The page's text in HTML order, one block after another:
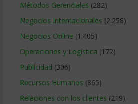
Métodos Gerenciales (282)
Negocios Internacionales (2.258)
Negocios Online (1.405)
Operaciones y Logística (172)
Publicidad (306)
Recursos Humanos (865)
Relaciones con los clientes (219)